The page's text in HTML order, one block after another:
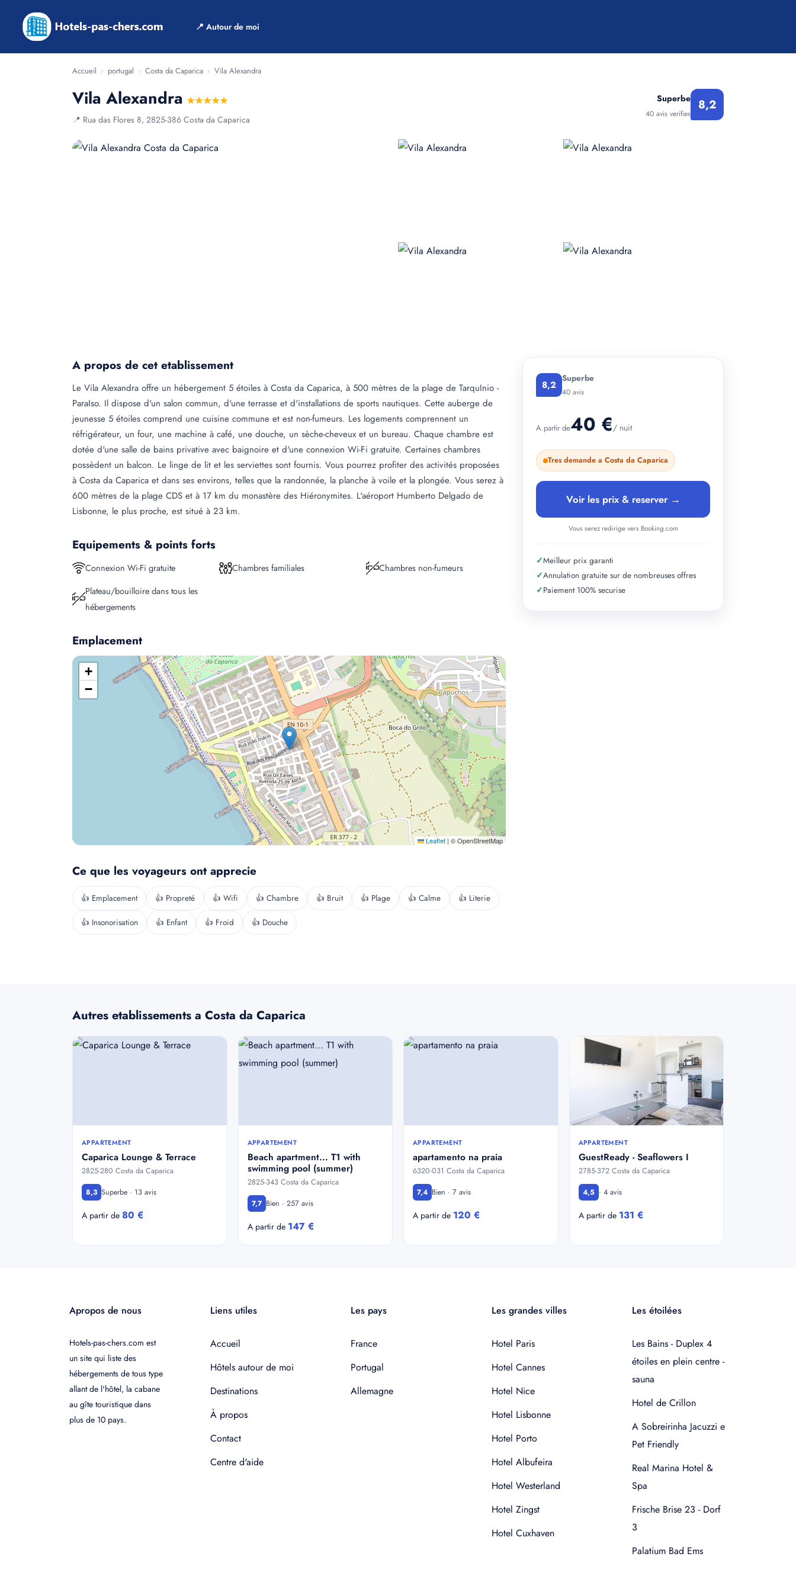
📍 Autour de moi
Accueil › portugal › Costa da Caparica › Vila Alexandra
Vila Alexandra ★★★★★
📍 Rua das Flores 8, 2825-386 Costa da Caparica
Superbe
40 avis verifies
8,2
A propos de cet etablissement
Le Vila Alexandra offre un hébergement 5 étoiles à Costa da Caparica, à 500 mètres de la plage de TarquInio -
ParaIso. Il dispose d'un salon commun, d'une terrasse et d'installations de sports nautiques. Cette auberge de
jeunesse 5 étoiles comprend une cuisine commune et est non-fumeurs. Les logements comprennent un
réfrigérateur, un four, une machine à café, une douche, un sèche-cheveux et un bureau. Chaque chambre est
dotée d'une salle de bains privative avec baignoire et d'une connexion Wi-Fi gratuite. Certaines chambres
possèdent un balcon. Le linge de lit et les serviettes sont fournis. Vous pourrez profiter des activités proposées
à Costa da Caparica et dans ses environs, telles que la randonnée, la planche à voile et la plongée. Vous serez à
600 mètres de la plage CDS et à 17 km du monastère des Hiéronymites. L'aéroport Humberto Delgado de
Lisbonne, le plus proche, est situé à 23 km.
Equipements & points forts
Connexion Wi-Fi gratuite Chambres familiales
Chambres non-fumeurs
Plateau/bouilloire dans tous les
hébergements
Emplacement
+
−
Leaflet| © OpenStreetMap
Ce que les voyageurs ont apprecie
👍 Emplacement 👍 Propreté 👍 Wifi 👍 Chambre 👍 Bruit 👍 Plage 👍 Calme 👍 Literie
👍 Insonorisation 👍 Enfant 👍 Froid 👍 Douche
8,2 Superbe
40 avis
A partir de40 €/ nuit
Tres demande a Costa da Caparica
Voir les prix & reserver →
Vous serez redirige vers Booking.com
✓Meilleur prix garanti
✓Annulation gratuite sur de nombreuses offres
✓Paiement 100% securise
Autres etablissements a Costa da Caparica
APPARTEMENT
Caparica Lounge & Terrace
2825-280 Costa da Caparica
8,3 Superbe · 13 avis
A partir de 80 €
APPARTEMENT
Beach apartment... T1 with
swimming pool (summer)
2825-343 Costa da Caparica
7,7 Bien · 257 avis
A partir de 147 €
APPARTEMENT
apartamento na praia
6320-031 Costa da Caparica
7,4 Bien · 7 avis
A partir de 120 €
APPARTEMENT
GuestReady - Seaflowers I
2785-372 Costa da Caparica
4,5 · 4 avis
A partir de 131 €
Apropos de nous
Hotels-pas-chers.com est
un site qui liste des
hébergements de tous type
allant de l'hôtel, la cabane
au gîte touristique dans
plus de 10 pays.
Liens utiles
Accueil
Hôtels autour de moi
Destinations
À propos
Contact
Centre d'aide
Les pays
France
Portugal
Allemagne
Les grandes villes
Hotel Paris
Hotel Cannes
Hotel Nice
Hotel Lisbonne
Hotel Porto
Hotel Albufeira
Hotel Westerland
Hotel Zingst
Hotel Cuxhaven
Les étoilées
Les Bains - Duplex 4
étoiles en plein centre -
sauna
Hotel de Crillon
A Sobreirinha Jacuzzi e
Pet Friendly
Real Marina Hotel &
Spa
Frische Brise 23 - Dorf
3
Palatium Bad Ems